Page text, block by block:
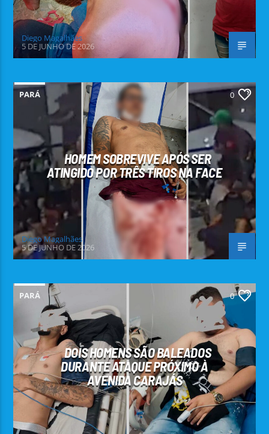
Diego Magalhães
5 DE JUNHO DE 2026
PARÁ 0
HOMEM SOBREVIVE APÓS SER
ATINGIDO POR TRÊS TIROS NA FACE
Diego Magalhães
5 DE JUNHO DE 2026
PARÁ 0
DOIS HOMENS SÃO BALEADOS
DURANTE ATAQUE PRÓXIMO À
AVENIDA CARAJÁS